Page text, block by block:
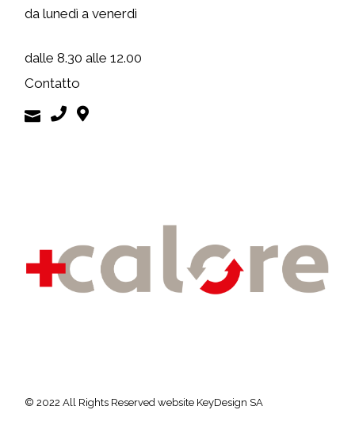
da lunedì a venerdì
dalle 8.30 alle 12.00
Contatto
© 2022 All Rights Reservedwebsite KeyDesign SA